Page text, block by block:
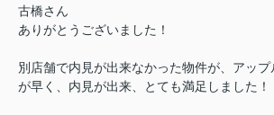
古橋さん
ありがとうございました！
別店舗で内見が出来なかった物件が、アッ
が早く、内見が出来、とても満足しました！